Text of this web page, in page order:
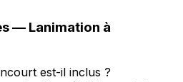
— Lanimation à
est-il inclus ?